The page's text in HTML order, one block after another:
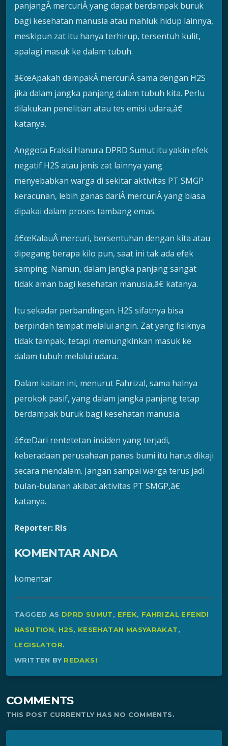
panjangÂ mercuriÂ yang dapat berdampak buruk
bagi kesehatan manusia atau mahluk hidup lainnya,
meskipun zat itu hanya terhirup, tersentuh kulit,
apalagi masuk ke dalam tubuh.
â€œApakah dampakÂ mercuriÂ sama dengan H2S
jika dalam jangka panjang dalam tubuh kita. Perlu
dilakukan penelitian atau tes emisi udara,â€
katanya.
Anggota Fraksi Hanura DPRD Sumut itu yakin efek
negatif H2S atau jenis zat lainnya yang
menyebabkan warga di sekitar aktivitas PT SMGP
keracunan, lebih ganas dariÂ mercuriÂ yang biasa
dipakai dalam proses tambang emas.
â€œKalauÂ mercuri, bersentuhan dengan kita atau
dipegang berapa kilo pun, saat ini tak ada efek
samping. Namun, dalam jangka panjang sangat
tidak aman bagi kesehatan manusia,â€ katanya.
Itu sekadar perbandingan. H2S sifatnya bisa
berpindah tempat melalui angin. Zat yang fisiknya
tidak tampak, tetapi memungkinkan masuk ke
dalam tubuh melalui udara.
Dalam kaitan ini, menurut Fahrizal, sama halnya
perokok pasif, yang dalam jangka panjang tetap
berdampak buruk bagi kesehatan manusia.
â€œDari rentetetan insiden yang terjadi,
keberadaan perusahaan panas bumi itu harus dikaji
secara mendalam. Jangan sampai warga terus jadi
bulan-bulanan akibat aktivitas PT SMGP,â€
katanya.
Reporter: Rls
KOMENTAR ANDA
komentar
TAGGED AS DPRD SUMUT, EFEK, FAHRIZAL EFENDI
NASUTION, H2S, KESEHATAN MASYARAKAT,
LEGISLATOR.
WRITTEN BY REDAKSI
COMMENTS
THIS POST CURRENTLY HAS NO COMMENTS.